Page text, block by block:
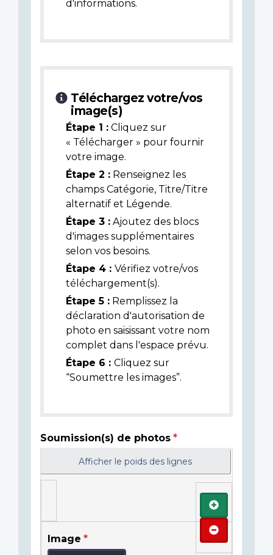
d'informations.
Téléchargez votre/vos
image(s)
Étape 1 : Cliquez sur
« Télécharger » pour fournir
votre image.
Étape 2 : Renseignez les
champs Catégorie, Titre/Titre
alternatif et Légende.
Étape 3 : Ajoutez des blocs
d'images supplémentaires
selon vos besoins.
Étape 4 : Vérifiez votre/vos
téléchargement(s).
Étape 5 : Remplissez la
déclaration d'autorisation de
photo en saisissant votre nom
complet dans l'espace prévu.
Étape 6 : Cliquez sur
“Soumettre les images”.
Soumission(s) de photos
Afficher le poids des lignes
Image
Ajouter
Retirer